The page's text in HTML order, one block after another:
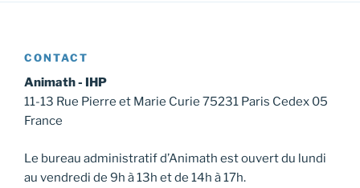
CONTACT
Animath - IHP
11-13 Rue Pierre et Marie Curie 75231 Paris Cedex 05
France
Le bureau administratif d’Animath est ouvert du lundi
au vendredi de 9h à 13h et de 14h à 17h.